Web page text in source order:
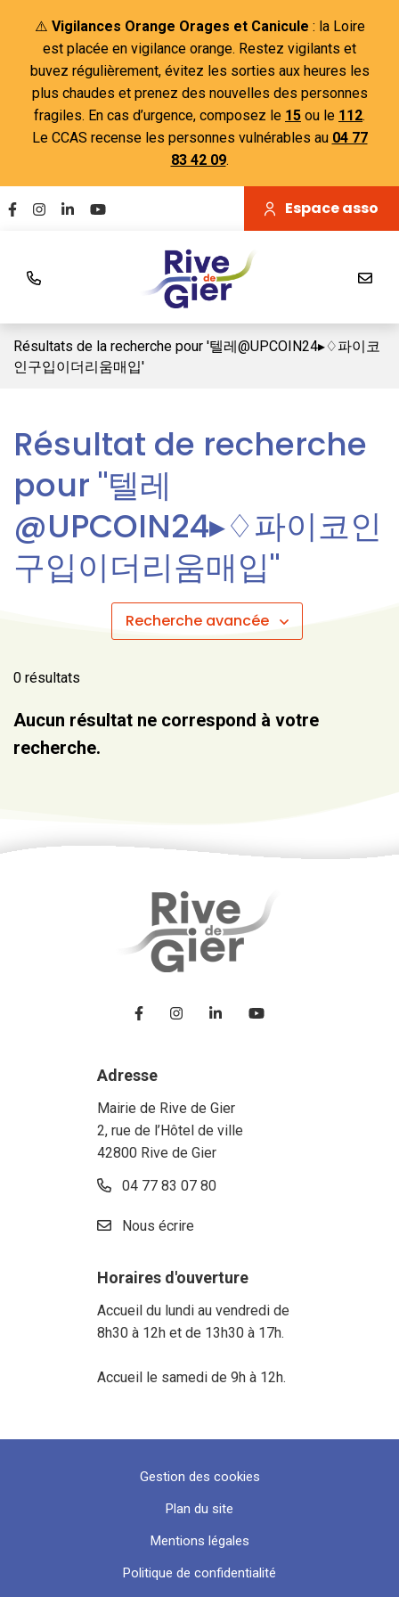
contenu
⚠️ Vigilances Orange Orages et Canicule : la Loire
est placée en vigilance orange. Restez vigilants et
buvez régulièrement, évitez les sorties aux heures les
plus chaudes et prenez des nouvelles des personnes
fragiles. En cas d’urgence, composez le 15 ou le 112.
Le CCAS recense les personnes vulnérables au 04 77
83 42 09.
Lien vers le compte Facebook
Lien vers le compte Instagram
Lien vers le compte Linkedin
Lien vers la chaîne Youtube Espace asso
Résultats de la recherche pour '텔레@UPCOIN24▸♢파이코
인구입이더리움매입'
Résultat de recherche
pour "텔레
@UPCOIN24▸♢파이코인
구입이더리움매입"
Recherche avancée
Liste des résultats
0 résultats
Aucun résultat ne correspond à votre
recherche.
Lien vers le compte Facebook
Lien vers le compte Instagram
Lien vers le compte
Lien vers la chaîne
Adresse
Mairie de Rive de Gier
2, rue de l’Hôtel de ville
42800 Rive de Gier
04 77 83 07 80
Nous écrire
Horaires d'ouverture
Accueil du lundi au vendredi de
8h30 à 12h et de 13h30 à 17h.
Accueil le samedi de 9h à 12h.
Gestion des cookies
Plan du site
Mentions légales
Politique de confidentialité